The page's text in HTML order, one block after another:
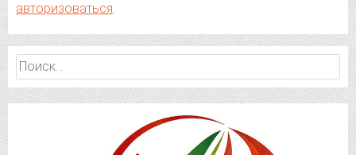
авторизоваться.
Найти: